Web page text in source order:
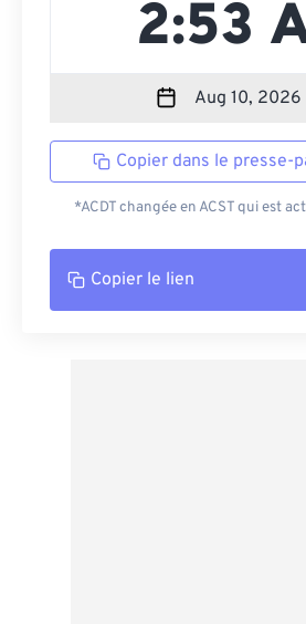
Copier dans le presse-
*ACDT changée en ACST qui est
Copier le lien